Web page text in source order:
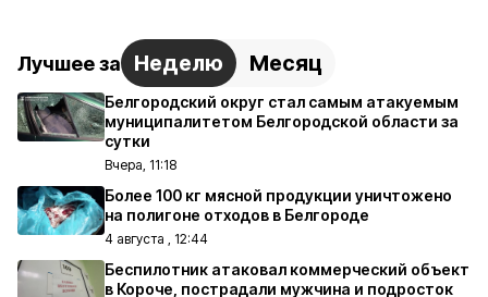
Лучшее за Неделю Месяц
Белгородский округ стал самым атакуемым
муниципалитетом Белгородской области за
сутки
Вчера, 11:18
Более 100 кг мясной продукции уничтожено
на полигоне отходов в Белгороде
4 августа , 12:44
Беспилотник атаковал коммерческий объект
в Короче, пострадали мужчина и подросток